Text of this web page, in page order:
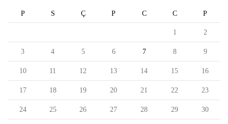
P S Ç P C C P
1 2
3 4 5 6 7 8 9
10 11 12 13 14 15 16
17 18 19 20 21 22 23
24 25 26 27 28 29 30